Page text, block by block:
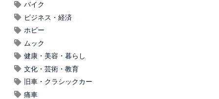
バイク
ビジネス・経済
ホビー
ムック
健康・美容・暮らし
文化・芸術・教育
旧車・クラシックカー
痛車